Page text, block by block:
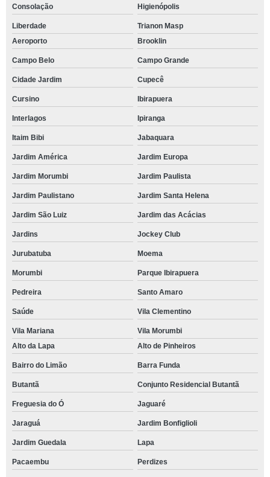
Consolação Higienópolis
Liberdade
Trianon Masp
Aeroporto
Brooklin
Campo Belo Campo Grande
Cidade Jardim Cupecê
Cursino Ibirapuera
Interlagos Ipiranga
Itaim Bibi Jabaquara
Jardim América Jardim Europa
Jardim Morumbi Jardim Paulista
Jardim Paulistano Jardim Santa Helena
Jardim São Luiz Jardim das Acácias
Jardins Jockey Club
Jurubatuba Moema
Morumbi Parque Ibirapuera
Pedreira Santo Amaro
Saúde Vila Clementino
Vila Mariana
Vila Morumbi
Alto da Lapa
Alto de Pinheiros
Bairro do Limão Barra Funda
Butantã Conjunto Residencial Butantã
Freguesia do Ó Jaguaré
Jaraguá Jardim Bonfiglioli
Jardim Guedala Lapa
Pacaembu Perdizes